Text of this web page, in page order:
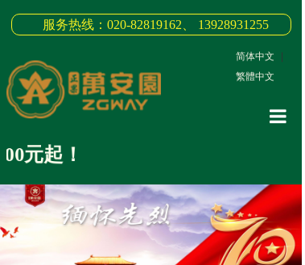
3D
新闻
服务热线：020-82819162、 13928931255
简体中文
繁體中文
元起！